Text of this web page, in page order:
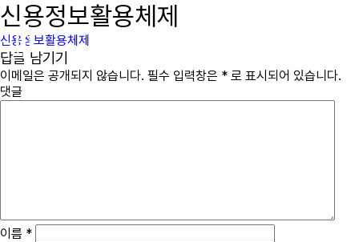
immcs,
Inc.
신용정보활용체제
신용정보활용체제
답글 남기기
이메일은 공개되지 않습니다. 필수 입력창은 * 로 표시되어 있습니다.
댓글
이름 *